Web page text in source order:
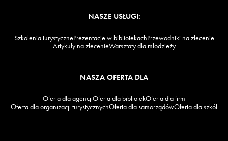
NASZE USŁUGI:
Szkolenia turystycznePrezentacje w bibliotekachPrzewodniki na zlecenie
Artykuły na zlecenieWarsztaty dla młodzieży
NASZA OFERTA DLA
Oferta dla agencjiOferta dla bibliotekOferta dla firm
Oferta dla organizacji turystycznychOferta dla samorządówOferta dla szkół